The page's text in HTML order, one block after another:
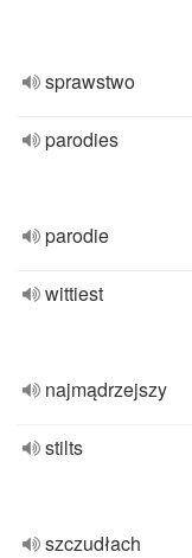
sprawstwo
parodies
parodie
wittiest
najmądrzejszy
stilts
szczudłach